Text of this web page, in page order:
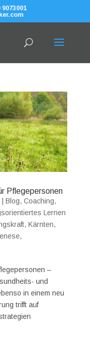
9073001
Pflegepersonen
Blog, Coaching,
Lernen
, Kärnten,
,
–
und
in einem neu
trifft auf